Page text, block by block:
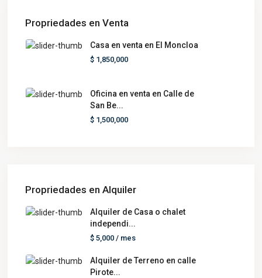
Propriedades en Venta
Casa en venta en El Moncloa
$ 1,850,000
Oficina en venta en Calle de
San Be...
$ 1,500,000
Propriedades en Alquiler
Alquiler de Casa o chalet
independi...
$ 5,000/ mes
Alquiler de Terreno en calle
Pirote...